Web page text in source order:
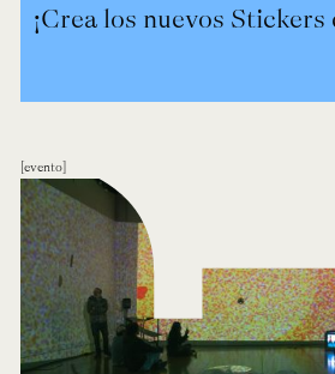
¡Crea los nuevos
evento